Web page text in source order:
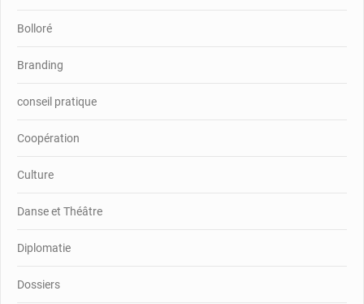
Bolloré
Branding
conseil pratique
Coopération
Culture
Danse et Théâtre
Diplomatie
Dossiers